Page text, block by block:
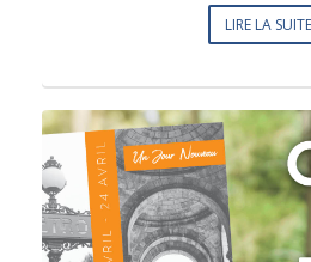
LIRE LA SUITE